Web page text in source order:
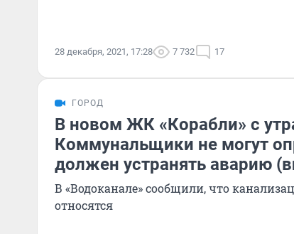
28 декабря, 2021, 17:28 7 732 17
ГОРОД
В новом ЖК «Корабли» с
Коммунальщики не могут
должен устранять аварию
В «Водоканале» сообщили, что
относятся